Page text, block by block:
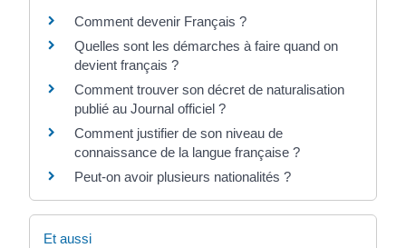
Comment devenir Français ?
Quelles sont les démarches à faire quand on
devient français ?
Comment trouver son décret de naturalisation
publié au Journal officiel ?
Comment justifier de son niveau de
connaissance de la langue française ?
Peut-on avoir plusieurs nationalités ?
Et aussi